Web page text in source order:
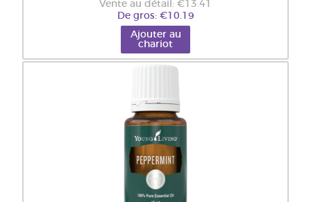
Vente au détail: €13.41
De gros: €10.19
Ajouter au
chariot